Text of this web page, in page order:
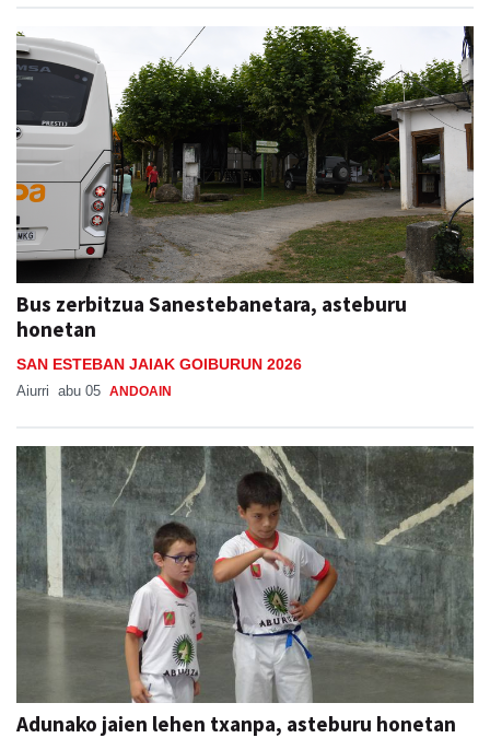
Bus zerbitzua Sanestebanetara, asteburu
honetan
SAN ESTEBAN JAIAK GOIBURUN 2026
Aiurri abu 05 ANDOAIN
Adunako jaien lehen txanpa, asteburu honetan